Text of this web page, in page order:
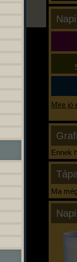
Mire jó
Ennek
Ma